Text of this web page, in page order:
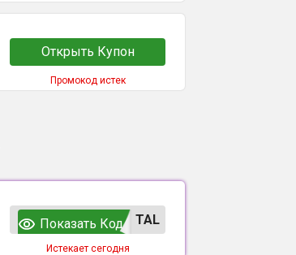
Открыть Купон
Промокод истек
TAL
Показать Код
Истекает сегодня